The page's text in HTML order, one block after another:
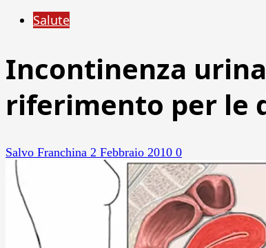
Salute
Incontinenza
riferimento per le
Salvo Franchina 2 Febbraio 2010 0